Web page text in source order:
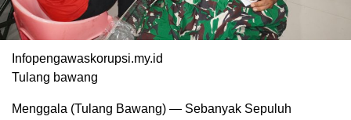
Infopengawaskorupsi.my.id
Tulang bawang
Menggala (Tulang Bawang) — Sebanyak Sepuluh